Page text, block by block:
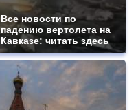
Все новости по
падению вертолета на
Кавказе: читать здесь